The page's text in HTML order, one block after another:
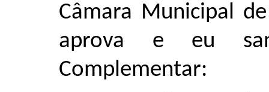
Câmara Municipal
aprova e eu
Complementar: